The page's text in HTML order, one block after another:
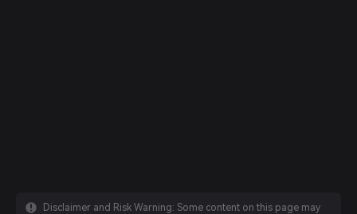
Disclaimer and Risk Warning: Some content on this page may